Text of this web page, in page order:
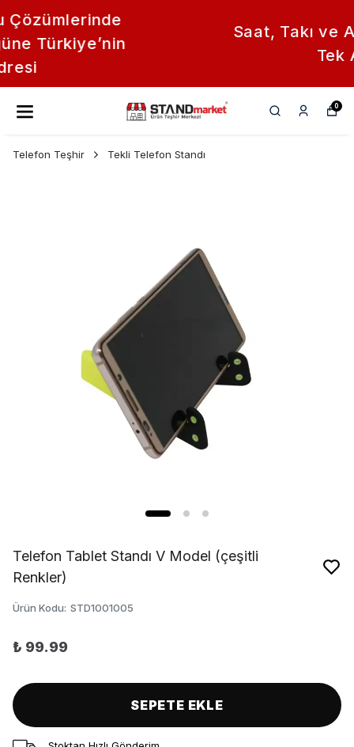
Saat, Takı ve Aksesuar Standları
0
Telefon Teşhir Tekli Telefon Standı
Telefon Tablet Standı V Model (çeşitli
Renkler)
Ürün Kodu: STD1001005
₺ 99.99
SEPETE EKLE